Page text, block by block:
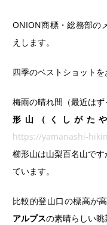
ONION商標・総務部の
えします。
四季のベストショットを
梅雨の晴れ間（最近はず
形山（くしがた
https://yamanashi-
櫛形山は山梨百名山で
ています。
比較的登山口の標高が
アルプスの素晴らしい眺